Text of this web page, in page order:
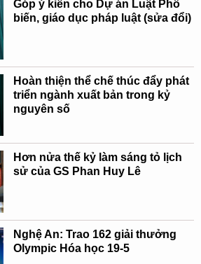
Góp ý kiến cho Dự án Luật Phổ
biến, giáo dục pháp luật (sửa đổi)
Hoàn thiện thể chế thúc đẩy phát
triển ngành xuất bản trong kỷ
nguyên số
Hơn nửa thế kỷ làm sáng tỏ lịch
sử của GS Phan Huy Lê
Nghệ An: Trao 162 giải thưởng
Olympic Hóa học 19-5